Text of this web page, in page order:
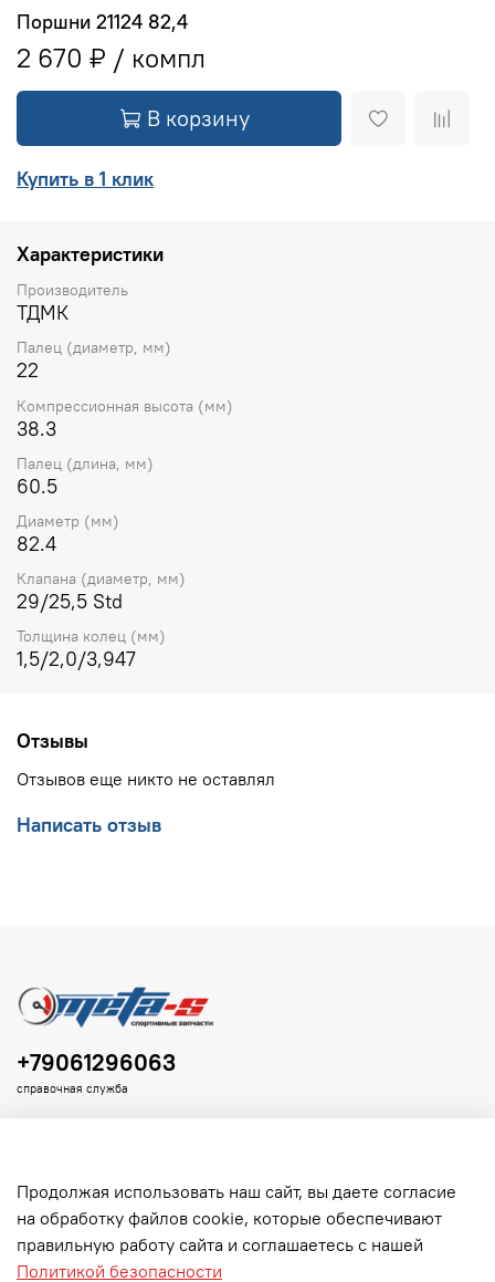
Поршни 21124 82,4
2 670 ₽
В корзину
Купить в 1 клик
Характеристики
Производитель
ТДМК
Палец (диаметр, мм)
22
Компрессионная высота (мм)
38.3
Палец (длина, мм)
60.5
Диаметр (мм)
82.4
Клапана (диаметр, мм)
29/25,5 Std
Толщина колец (мм)
1,5/2,0/3,947
Отзывы
Отзывов еще никто не оставлял
Написать отзыв
Клиенту
+79061296063
справочная служба
Продолжая использовать наш сайт, вы даете согласие
на обработку файлов cookie, которые обеспечивают
правильную работу сайта и соглашаетесь с нашей
Политикой безопасности